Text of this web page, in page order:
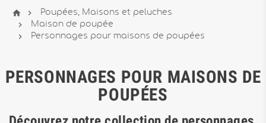
  Poupées, Maisons et peluches
 Maison de poupée
 Personnages pour maisons de poupées
PERSONNAGES POUR MAISONS DE
POUPÉES